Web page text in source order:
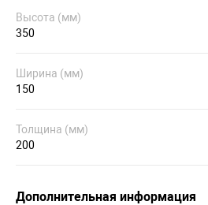
Высота (мм)
350
Ширина (мм)
150
Толщина (мм)
200
Дополнительная информация